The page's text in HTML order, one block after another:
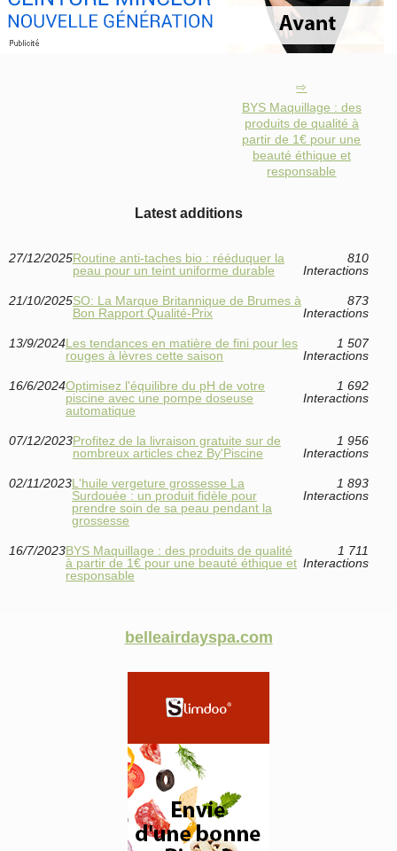
BYS Maquillage : des
produits de qualité à
partir de 1€ pour une
beauté éthique et
responsable
Latest additions
27/12/2025Routine anti‑taches bio : rééduquer la
peau pour un teint uniforme durable
810
Interactions
21/10/2025SO: La Marque Britannique de Brumes à
Bon Rapport Qualité-Prix
873
Interactions
13/9/2024Les tendances en matière de fini pour les
rouges à lèvres cette saison
1 507
Interactions
16/6/2024Optimisez l'équilibre du pH de votre
piscine avec une pompe doseuse
automatique
1 692
Interactions
07/12/2023Profitez de la livraison gratuite sur de
nombreux articles chez By'Piscine
1 956
Interactions
02/11/2023L'huile vergeture grossesse La
Surdouée : un produit fidèle pour
prendre soin de sa peau pendant la
grossesse
1 893
Interactions
16/7/2023BYS Maquillage : des produits de qualité
à partir de 1€ pour une beauté éthique et
responsable
1 711
Interactions
belleairdayspa.com